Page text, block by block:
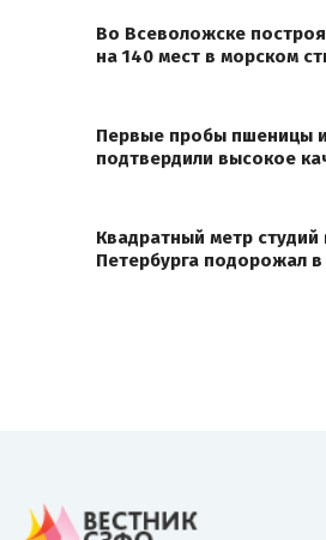
Во Всеволожске
на 140 мест в морском
Первые пробы пшеницы
подтвердили высокое
Квадратный метр
Петербурга подорожал в